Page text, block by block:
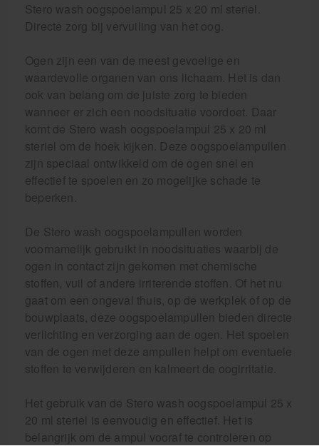
Stero wash oogspoelampul 25 x 20 ml steriel.
Directe zorg bij vervuiling van het oog.
Ogen zijn een van de meest gevoelige en
waardevolle organen van ons lichaam. Het is dan
ook van belang om de juiste zorg te bieden
wanneer er zich een noodsituatie voordoet. Daar
komt de Stero wash oogspoelampul 25 x 20 ml
steriel om de hoek kijken. Deze oogspoelampullen
zijn speciaal ontwikkeld om de ogen snel en
effectief te spoelen en zo mogelijke schade te
beperken.
De Stero wash oogspoelampullen worden
voornamelijk gebruikt in noodsituaties waarbij de
ogen in contact zijn gekomen met chemische
stoffen, vuil of andere irriterende stoffen. Of het nu
gaat om een ongeval thuis, op de werkplek of op de
bouwplaats, deze oogspoelampullen bieden directe
verlichting en verzorging aan de ogen. Het spoelen
van de ogen met deze ampullen helpt om eventuele
stoffen te verwijderen en kalmeert de oogirritatie.
Het gebruik van de Stero wash oogspoelampul 25 x
20 ml steriel is eenvoudig en effectief. Het is
belangrijk om de ampul vooraf te controleren op